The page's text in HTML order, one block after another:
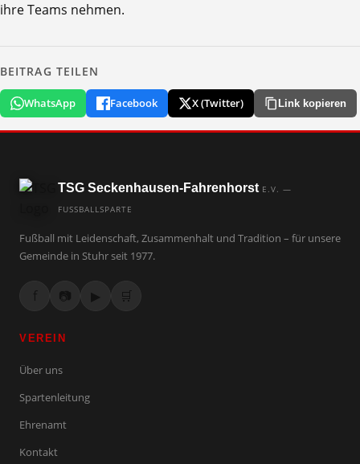
ihre Teams nehmen.
BEITRAG TEILEN
WhatsApp Facebook X (Twitter) Link kopieren
TSG Seckenhausen-Fahrenhorst E.V. —
FUSSBALLSPARTE
Fußball mit Leidenschaft, Zusammenhalt und Tradition – für unsere
Gemeinde in Stuhr seit 1977.
f 📷 ▶ 🛒
VEREIN
Über uns
Spartenleitung
Ehrenamt
Kontakt